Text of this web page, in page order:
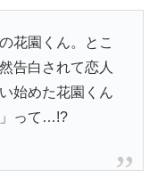
花園くん。とこ
告白されて恋人
始めた花園くん
って…!?